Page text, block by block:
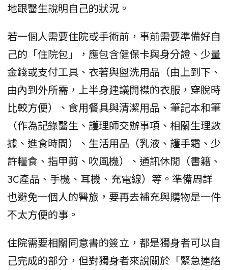
地跟醫生說明自己的狀況。
若一個人需要住院或手術前，事前需要準備好自
己的「住院包」，應包含健保卡與身分證、少量
金錢或支付工具、衣著與盥洗用品（由上到下、
由內到外所需，上半身建議開襟的衣服，穿脫時
比較方便）、食用餐具與清潔用品、筆記本和筆
（作為記錄醫生、護理師交辦事項、相關生理數
據、進食時間）、生活用品（乳液、護手霜、少
許糧食、指甲剪、吹風機）、通訊休閒（書籍、
3C產品、手機、耳機、充電線）等。準備周詳
也避免一個人的醫旅，要再去補充與購物是一件
不太方便的事。
住院需要相關同意書的簽立，都是獨身者可以自
己完成的部分，但對獨身者來說關於「緊急連絡